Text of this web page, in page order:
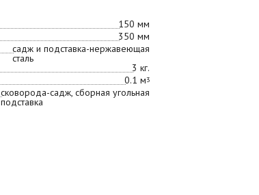
150 мм
350 мм
садж и подставка-нержавеющая
сталь
3 кг.
0.1 м3
сковорода-садж, сборная угольная
подставка